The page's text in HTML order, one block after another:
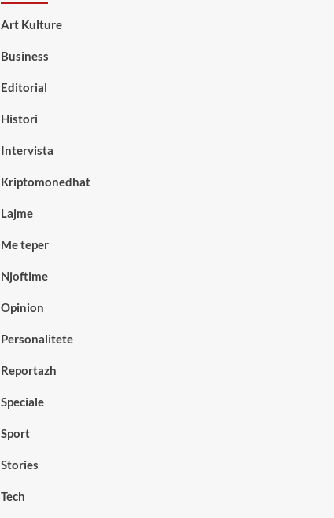
Art Kulture
Business
Editorial
Histori
Intervista
Kriptomonedhat
Lajme
Me teper
Njoftime
Opinion
Personalitete
Reportazh
Speciale
Sport
Stories
Tech